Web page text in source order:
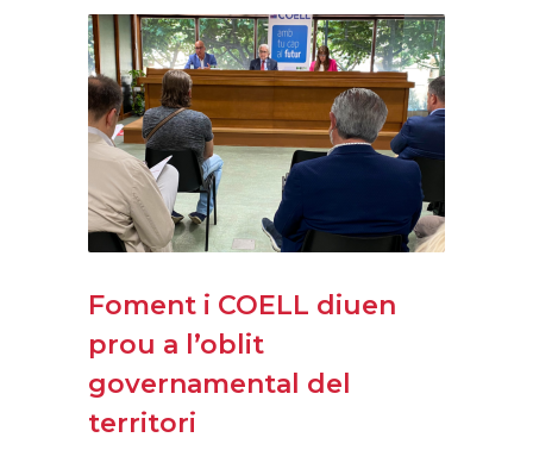
Foment i COELL diuen
prou a l’oblit
governamental del
territori